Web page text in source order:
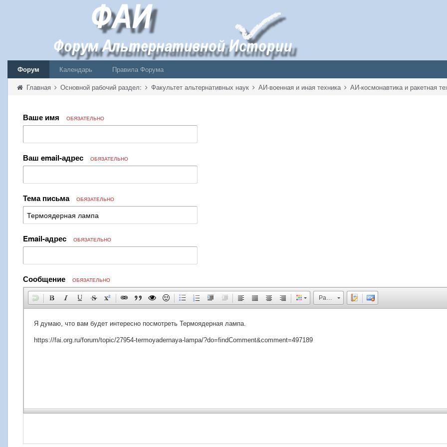
Форум Календарь
Правила Форума
Главная Основной рабочий раздел: Факультет альтернативных наук АИ-военная и иная техника АИ-космонавтика и ракетная
Ваше имя ОБЯЗАТЕЛЬНО
Ваш email-адрес ОБЯЗАТЕЛЬНО
Тема письма ОБЯЗАТЕЛЬНО
Email-адрес ОБЯЗАТЕЛЬНО
Сообщение ОБЯЗАТЕЛЬНО
Размер